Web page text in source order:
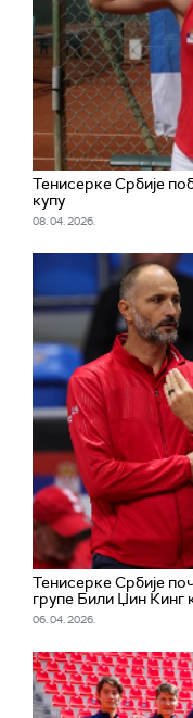
Тенисерке Србије
купу
08. 04. 2026.
Тенисерке Србије
групе Били Џин Кинг
06. 04. 2026.